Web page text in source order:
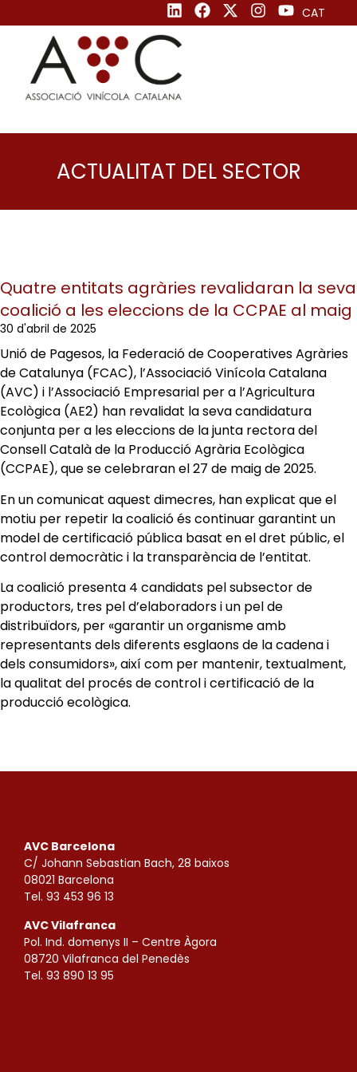
CAT
ACTUALITAT DEL SECTOR
Quatre entitats agràries revalidaran la seva
coalició a les eleccions de la CCPAE al maig
30 d'abril de 2025
Unió de Pagesos, la Federació de Cooperatives Agràries
de Catalunya (FCAC), l’Associació Vinícola Catalana
(AVC) i l’Associació Empresarial per a l’Agricultura
Ecològica (AE2) han revalidat la seva candidatura
conjunta per a les eleccions de la junta rectora del
Consell Català de la Producció Agrària Ecològica
(CCPAE), que se celebraran el 27 de maig de 2025.
En un comunicat aquest dimecres, han explicat que el
motiu per repetir la coalició és continuar garantint un
model de certificació pública basat en el dret públic, el
control democràtic i la transparència de l’entitat.
La coalició presenta 4 candidats pel subsector de
productors, tres pel d’elaboradors i un pel de
distribuïdors, per «garantir un organisme amb
representants dels diferents esglaons de la cadena i
dels consumidors», així com per mantenir, textualment,
la qualitat del procés de control i certificació de la
producció ecològica.
AVC Barcelona
C/ Johann Sebastian Bach, 28 baixos
08021 Barcelona
Tel. 93 453 96 13
AVC Vilafranca
Pol. Ind. domenys II – Centre Àgora
08720 Vilafranca del Penedès
Tel. 93 890 13 95